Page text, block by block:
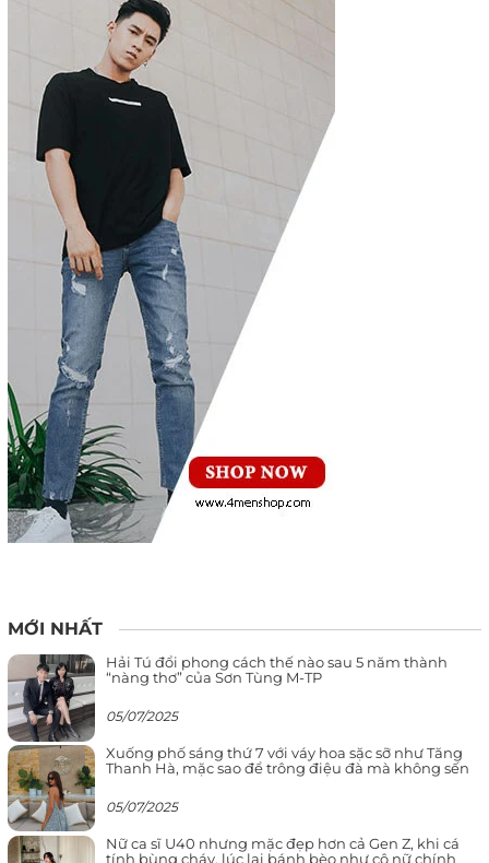
MỚI NHẤT
Hải Tú đổi phong cách thế nào sau 5 năm thành
“nàng thơ” của Sơn Tùng M-TP
05/07/2025
Xuống phố sáng thứ 7 với váy hoa sặc sỡ như Tăng
Thanh Hà, mặc sao để trông điệu đà mà không sến
05/07/2025
Nữ ca sĩ U40 nhưng mặc đẹp hơn cả Gen Z, khi cá
tính bùng cháy, lúc lại bánh bèo như cô nữ chính